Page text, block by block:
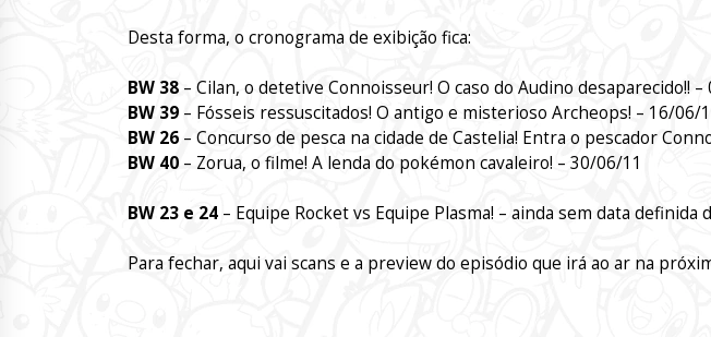
Desta forma, o cronograma de exibição fica:
BW 38 – Cilan, o detetive Connoisseur! O caso do Audino desaparecido!! –
BW 39 – Fósseis ressuscitados! O antigo e misterioso Archeops! – 16/06/
BW 26 – Concurso de pesca na cidade de Castelia! Entra o pescador
BW 40 – Zorua, o filme! A lenda do pokémon cavaleiro! – 30/06/11
BW 23 e 24 – Equipe Rocket vs Equipe Plasma! – ainda sem data definida
Para fechar, aqui vai scans e a preview do episódio que irá ao ar na